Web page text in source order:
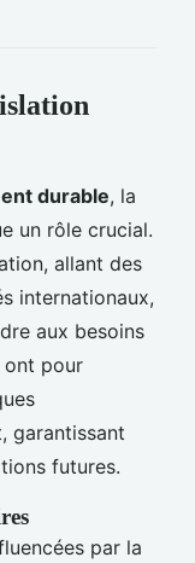
durable, la
un rôle crucial.
allant des
internationaux,
aux besoins
ont pour
garantissant
futures.
par la